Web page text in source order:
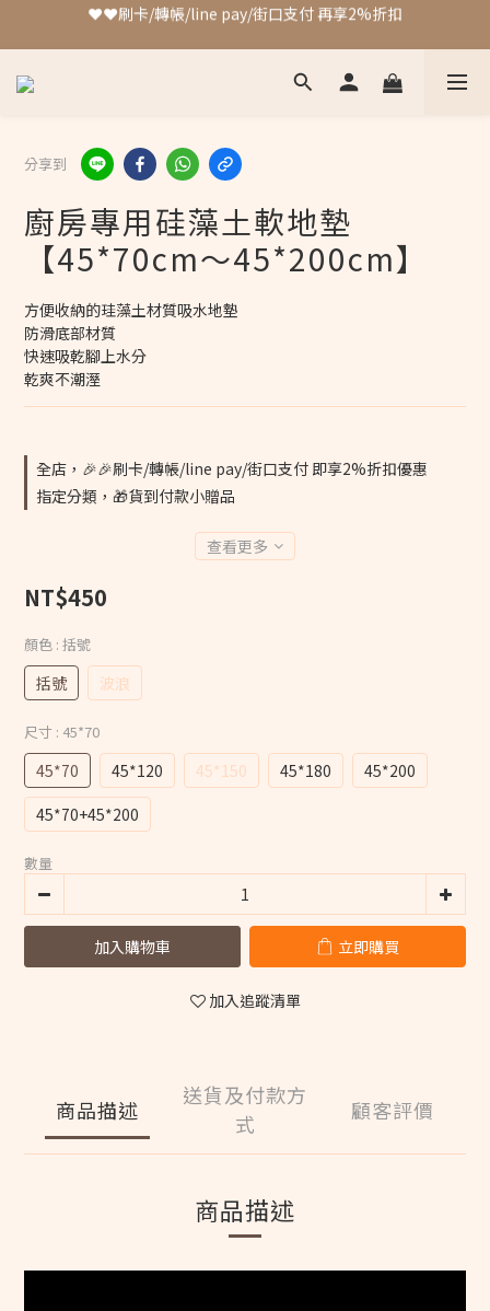
❤️❤️刷卡/轉帳/line pay/街口支付 再享2%折扣
加入會員 最高可獲得4%回饋!!
❤️❤️刷卡/轉帳/line pay/街口支付 再享2%折扣
分享到
廚房專用硅藻土軟地墊
【45*70cm～45*200cm】
方便收納的珪藻土材質吸水地墊
防滑底部材質
快速吸乾腳上水分
乾爽不潮溼
全店，🎉🎉刷卡/轉帳/line pay/街口支付 即享2%折扣優惠
指定分類，🎁貨到付款小贈品
查看更多
NT$450
顏色 : 括號
括號 波浪
尺寸 : 45*70
45*70 45*120 45*150 45*180
45*200
45*70+45*200
數量
加入購物車 立即購買
加入追蹤清單
商品描述
送貨及付款方
式
顧客評價
商品描述